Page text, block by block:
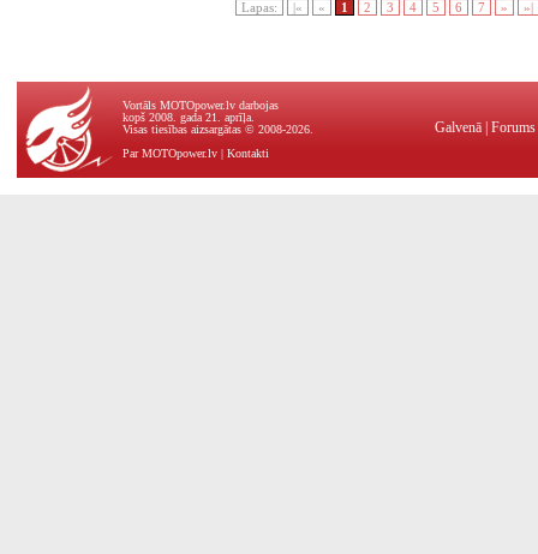
Lapas: |« « 1 2 3 4 5 6 7 » »|
Vortāls MOTOpower.lv darbojas
kopš 2008. gada 21. aprīļa.
Visas tiesības aizsargātas © 2008-2026.
Par MOTOpower.lv | Kontakti
Galvenā Forums